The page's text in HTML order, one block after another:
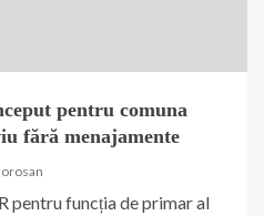
pentru comuna
fără menajamente
pentru funcția de primar al